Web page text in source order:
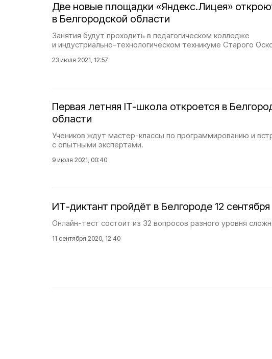
Две новые площадки «Яндекс.Лицея»
в Белгородской области
Занятия будут проходить в педагогическом колледже
и индустриально-технологическом техникуме Старого
23 июля 2021, 12:57
Первая летняя IT-школа откроется в
области
Учеников ждут мастер-классы по программированию и
с опытными экспертами.
9 июля 2021, 00:40
ИТ-диктант пройдёт в Белгороде 12 сентября
Онлайн-тест состоит из 32 вопросов разного уровня
11 сентября 2020, 12:40